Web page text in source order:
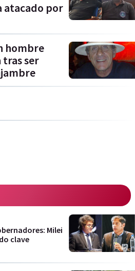
atacado por
hombre
ser
Milei
clave